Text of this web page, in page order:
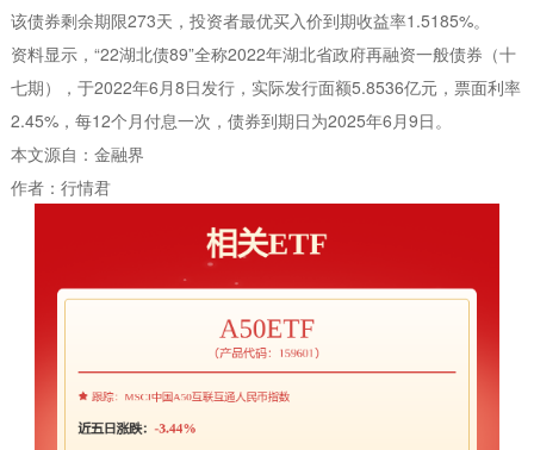
该债券剩余期限273天，投资者最优买入价到期收益率1.5185%。
资料显示，“22湖北债89”全称2022年湖北省政府再融资一般债券（十
七期），于2022年6月8日发行，实际发行面额5.8536亿元，票面利率
2.45%，每12个月付息一次，债券到期日为2025年6月9日。
本文源自：金融界
作者：行情君